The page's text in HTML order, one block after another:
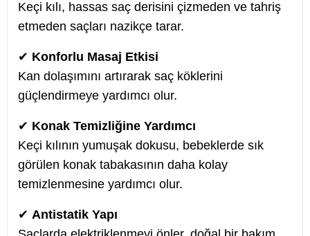
Keçi kılı, hassas saç derisini çizmeden ve tahriş
etmeden saçları nazikçe tarar.
✔ Konforlu Masaj Etkisi
Kan dolaşımını artırarak saç köklerini
güçlendirmeye yardımcı olur.
✔ Konak Temizliğine Yardımcı
Keçi kılının yumuşak dokusu, bebeklerde sık
görülen konak tabakasının daha kolay
temizlenmesine yardımcı olur.
✔ Antistatik Yapı